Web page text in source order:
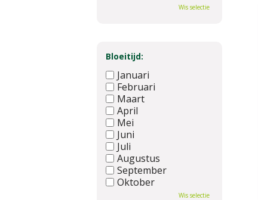
Wis selectie
Bloeitijd:
Januari
Februari
Maart
April
Mei
Juni
Juli
Augustus
September
Oktober
Wis selectie